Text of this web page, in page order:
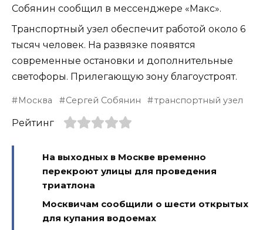
Собянин сообщил в мессенджере «Макс».
Транспортный узел обеспечит работой около 6
тысяч человек. На развязке появятся
современные остановки и дополнительные
светофоры. Прилегающую зону благоустроят.
Москва Сергей Собянин транспортный узел
Рейтинг
На выходных в Москве временно
перекроют улицы для проведения
триатлона
Москвичам сообщили о шести открытых
для купания водоемах